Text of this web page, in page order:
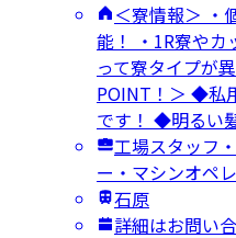
＜寮情報＞ ・
能！ ・1R寮や
って寮タイプが
POINT！＞ ◆私
です！ ◆明るい
工場スタッフ
ー・マシンオペ
石原
詳細はお問い